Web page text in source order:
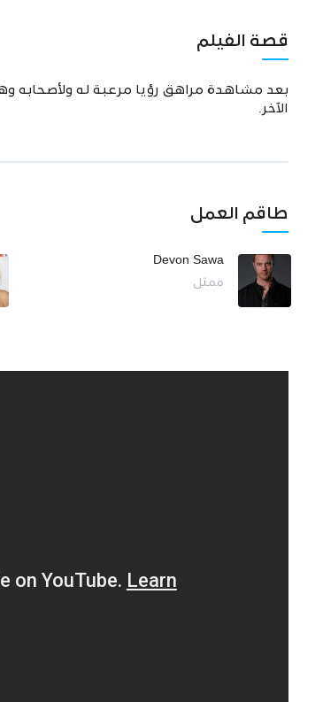
قصة الفيلم
بعد مشاهدة مراهق رؤيا مرعبة له ولأصحابه
الآخر.
طاقم العمل
Devon Sawa
ممثل